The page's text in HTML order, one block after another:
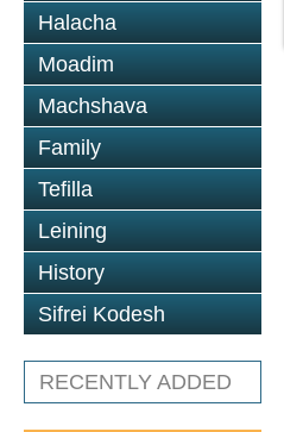
Halacha
Moadim
Machshava
Family
Tefilla
Leining
History
Sifrei Kodesh
RECENTLY ADDED